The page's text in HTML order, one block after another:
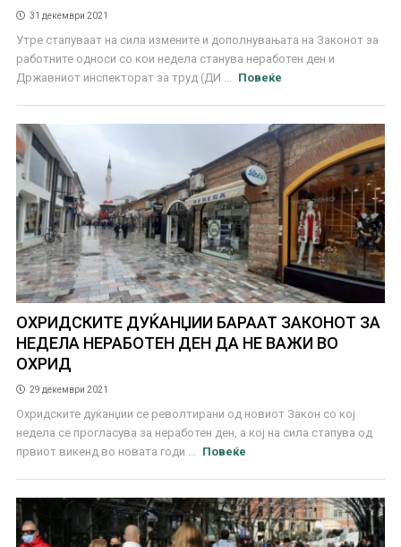
31 декември 2021
Утре стапуваат на сила измените и дополнувањата на Законот за
работните односи со кои недела станува неработен ден и
Државниот инспекторат за труд (ДИ ...
Повеќе
ОХРИДСКИТЕ ДУЌАНЏИИ БАРААТ ЗАКОНОТ ЗА
НЕДЕЛА НЕРАБОТЕН ДЕН ДА НЕ ВАЖИ ВО
ОХРИД
29 декември 2021
Охридските дуќанџии се револтирани од новиот Закон со кој
недела се прогласува за неработен ден, а кој на сила стапува од
првиот викенд во новата годи ...
Повеќе